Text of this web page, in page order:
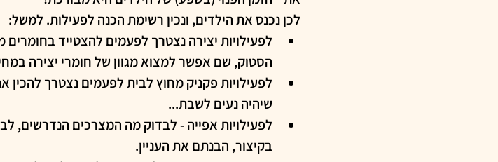
לכן נכנס את הילדים, ונכין רשימת הכנה לפעילות. למשל:
לפעילויות יצירה נצטרך לפעמים להצטייד בחומרים
הסטוק, שם אפשר למצוא מגוון של חומרי יצירה
לפעילויות פקניק מחוץ לבית לפעמים נצטרך
שיהיה נעים לשבת...
לפעילויות אפייה - לבדוק מה המצרכים הנדרשים,
בקיצור, הבנתם את העניין.